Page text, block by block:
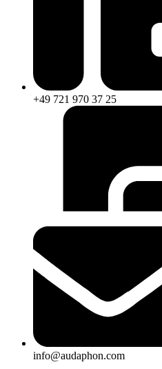
+49 721 970 37 25
info@audaphon.com